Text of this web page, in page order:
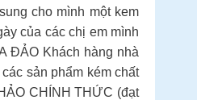
cho mình một kem
của các chị em mình
ĐẢO Khách hàng nhà
sản phẩm kém chất
CHÍNH THỨC (đạt